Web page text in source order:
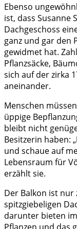
Ebenso
ist, dass Susanne
Dachgeschoss
ganz und gar den
gewidmet hat.
Pflanzsäcke,
sich auf der zirka
aneinander.
Menschen
üppige
bleibt nicht
Besitzerin haben:
und schaue auf
Lebensraum für
erzählt sie.
Der Balkon ist
spitzgiebeligen
darunter bieten